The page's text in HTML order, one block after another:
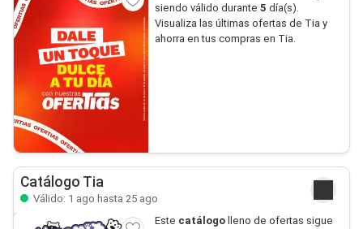
siendo válido durante 5 día(s).
Visualiza las últimas ofertas de Tia y
ahorra en tus compras en Tia.
Catálogo Tia
Válido: 1 ago hasta 25 ago
Este catálogo lleno de ofertas sigue